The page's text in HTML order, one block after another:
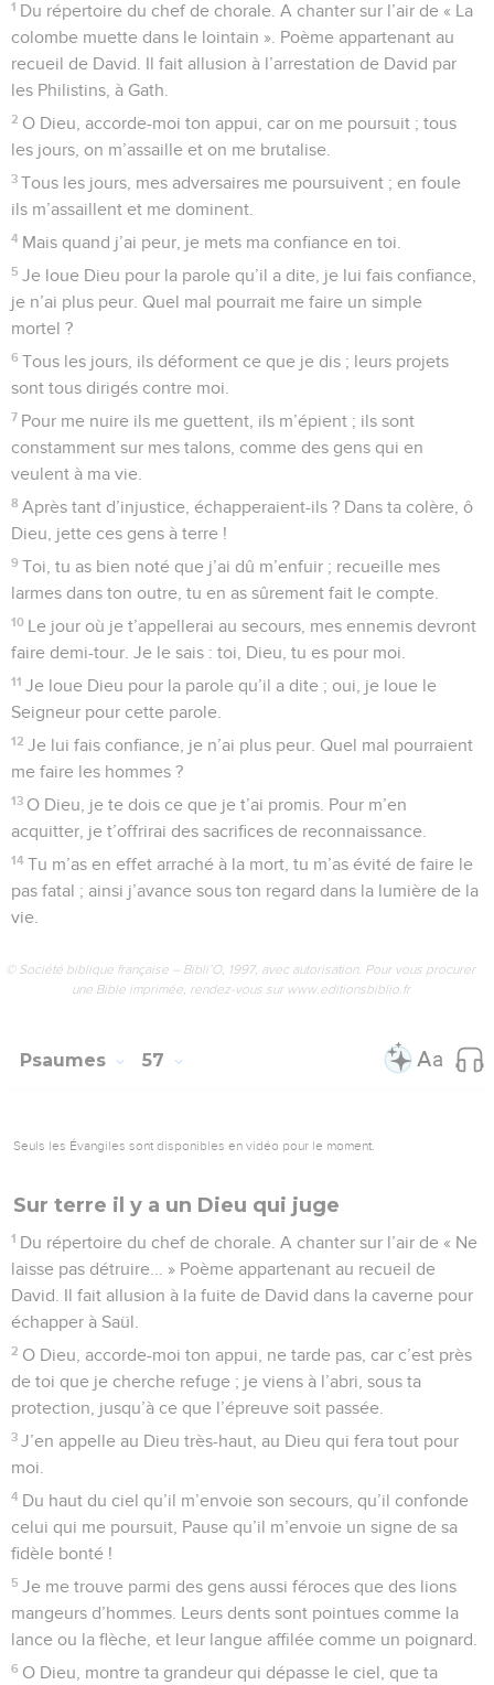
1 Du répertoire du chef de chorale. A chanter sur l’air de « La
colombe muette dans le lointain ». Poème appartenant au
recueil de David. Il fait allusion à l’arrestation de David par
les Philistins, à Gath.
2 O Dieu, accorde-moi ton appui, car on me poursuit ; tous
les jours, on m’assaille et on me brutalise.
3 Tous les jours, mes adversaires me poursuivent ; en foule
ils m’assaillent et me dominent.
4 Mais quand j’ai peur, je mets ma confiance en toi.
5 Je loue Dieu pour la parole qu’il a dite, je lui fais confiance,
je n’ai plus peur. Quel mal pourrait me faire un simple
mortel ?
6 Tous les jours, ils déforment ce que je dis ; leurs projets
sont tous dirigés contre moi.
7 Pour me nuire ils me guettent, ils m’épient ; ils sont
constamment sur mes talons, comme des gens qui en
veulent à ma vie.
8 Après tant d’injustice, échapperaient-ils ? Dans ta colère, ô
Dieu, jette ces gens à terre !
9 Toi, tu as bien noté que j’ai dû m’enfuir ; recueille mes
larmes dans ton outre, tu en as sûrement fait le compte.
10 Le jour où je t’appellerai au secours, mes ennemis devront
faire demi-tour. Je le sais : toi, Dieu, tu es pour moi.
11 Je loue Dieu pour la parole qu’il a dite ; oui, je loue le
Seigneur pour cette parole.
12 Je lui fais confiance, je n’ai plus peur. Quel mal pourraient
me faire les hommes ?
13 O Dieu, je te dois ce que je t’ai promis. Pour m’en
acquitter, je t’offrirai des sacrifices de reconnaissance.
14 Tu m’as en effet arraché à la mort, tu m’as évité de faire le
pas fatal ; ainsi j’avance sous ton regard dans la lumière de la
vie.
© Société biblique française – Bibli’O, 1997, avec autorisation. Pour vous procurer
une Bible imprimée, rendez-vous sur www.editionsbiblio.fr
Psaumes 57
Seuls les Évangiles sont disponibles en vidéo pour le moment.
Sur terre il y a un Dieu qui juge
1 Du répertoire du chef de chorale. A chanter sur l’air de « Ne
laisse pas détruire... » Poème appartenant au recueil de
David. Il fait allusion à la fuite de David dans la caverne pour
échapper à Saül.
2 O Dieu, accorde-moi ton appui, ne tarde pas, car c’est près
de toi que je cherche refuge ; je viens à l’abri, sous ta
protection, jusqu’à ce que l’épreuve soit passée.
3 J’en appelle au Dieu très-haut, au Dieu qui fera tout pour
moi.
4 Du haut du ciel qu’il m’envoie son secours, qu’il confonde
celui qui me poursuit, Pause qu’il m’envoie un signe de sa
fidèle bonté !
5 Je me trouve parmi des gens aussi féroces que des lions
mangeurs d’hommes. Leurs dents sont pointues comme la
lance ou la flèche, et leur langue affilée comme un poignard.
6 O Dieu, montre ta grandeur qui dépasse le ciel, que ta